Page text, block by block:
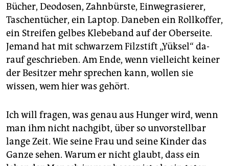
Bücher, Deodosen, Zahnbürste, Einwegrasierer,
Taschentücher, ein Laptop. Daneben ein Rollkoffer,
ein Streifen gelbes Klebeband auf der Oberseite.
Jemand hat mit schwarzem Filzstift „Yüksel“ da­
rauf geschrieben. Am Ende, wenn vielleicht keiner
der Besitzer mehr sprechen kann, wollen sie
wissen, wem hier was gehört.
Ich will fragen, was genau aus Hunger wird, wenn
man ihm nicht nachgibt, über so unvorstellbar
lange Zeit. Wie seine Frau und seine Kinder das
Ganze sehen. Warum er nicht glaubt, dass ein